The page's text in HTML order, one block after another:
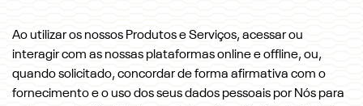
Ao utilizar os nossos Produtos e Serviços, acessar ou
interagir com as nossas plataformas online e offline, ou,
quando solicitado, concordar de forma afirmativa com o
fornecimento e o uso dos seus dados pessoais por Nós para